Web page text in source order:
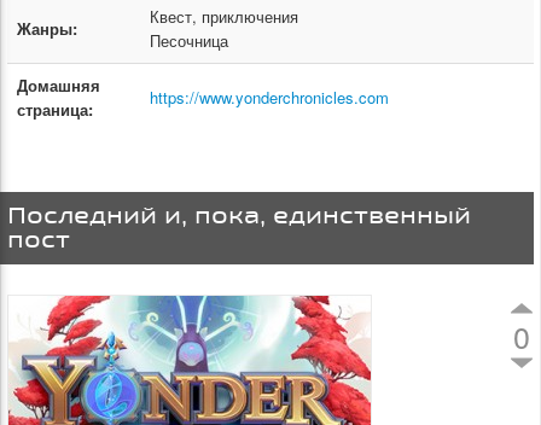
Жанры:
Квест, приключения
Песочница
Домашняя
страница:
https://www.yonderchronicles.com
Последний и, пока, единственный
пост
0